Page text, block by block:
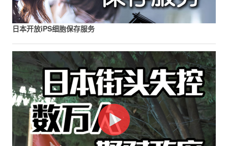
日本开放iPS细胞保存服务